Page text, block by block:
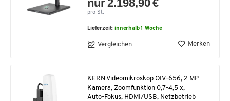
nur 2.198,90 €
pro St.
Lieferzeit:innerhalb 1 Woche
Vergleichen Merken
KERN Videomikroskop OIV-656, 2 MP
Kamera, Zoomfunktion 0,7-4,5 x,
Auto-Fokus, HDMI/USB, Netzbetrieb